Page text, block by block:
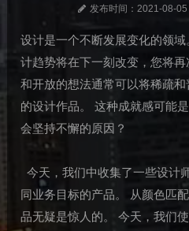
发布时间：2021-08-05
设计是一个不断发展变化的领
计趋势将在下一刻改变，您将
和开放的想法通常可以将稀疏
的设计作品。 这种成就感可能
会坚持不懈的原因？
今天，我们中收集了一些设计
同业务目标的产品。 从颜色匹
品无疑是惊人的。 今天，我们